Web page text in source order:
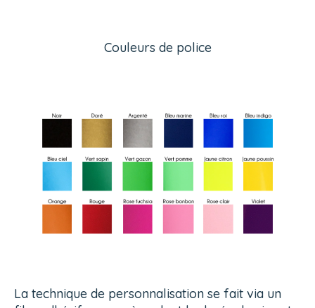
Couleurs de police
La technique de personnalisation se fait via un